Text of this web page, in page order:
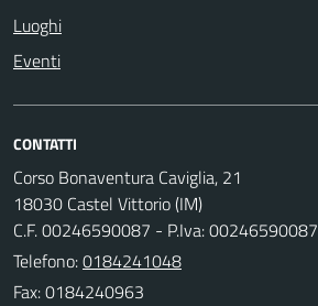
Luoghi
Eventi
CONTATTI
Corso Bonaventura Caviglia, 21
18030 Castel Vittorio (IM)
C.F. 00246590087 - P.Iva: 00246590087
Telefono:0184241048
Fax: 0184240963